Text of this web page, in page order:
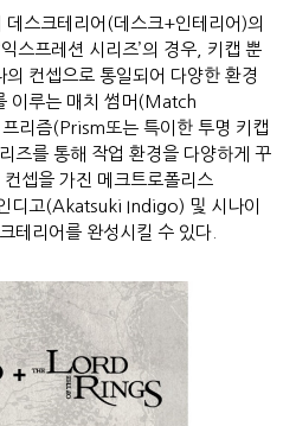
스크테리어(데스크+인테리어)의
스프레션 시리즈’의 경우, 키캡 뿐
컨셉으로 통일되어 다양한 환경
이루는 매치 썸머(Match
리즘(Prism또는 특이한 투명 키캡
즈를 통해 작업 환경을 다양하게 꾸
셉을 가진 메크트로폴리스
고(Akatsuki Indigo) 및 시나이
테리어를 완성시킬 수 있다.